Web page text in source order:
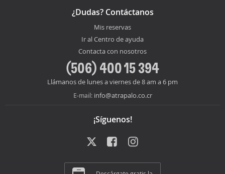
¿Dudas? Contáctanos
Mis reservas
Ir al Centro de ayuda
Contacta con nosotros
(506) 400 15 394
Llámanos de lunes a viernes de 8 am a 6 pm
E-mail: info@atrapalo.co.cr
¡Síguenos!